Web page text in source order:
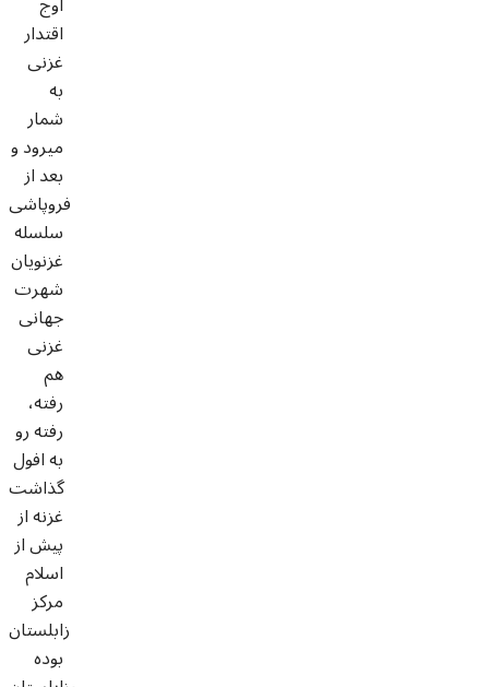
اقتدار
غزنی
به
شمار
میرود و
بعد از
فروپاشی
سلسله
غزنویان
شهرت
جهانی
غزنی
هم
رفته،
رفته رو
به افول
گذاشت
غزنه از
پیش از
اسلام
مرکز
زابلستان
بوده